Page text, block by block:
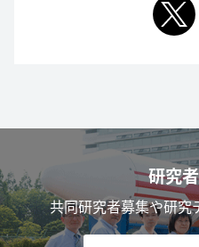
研究
共同研究者募集や研究